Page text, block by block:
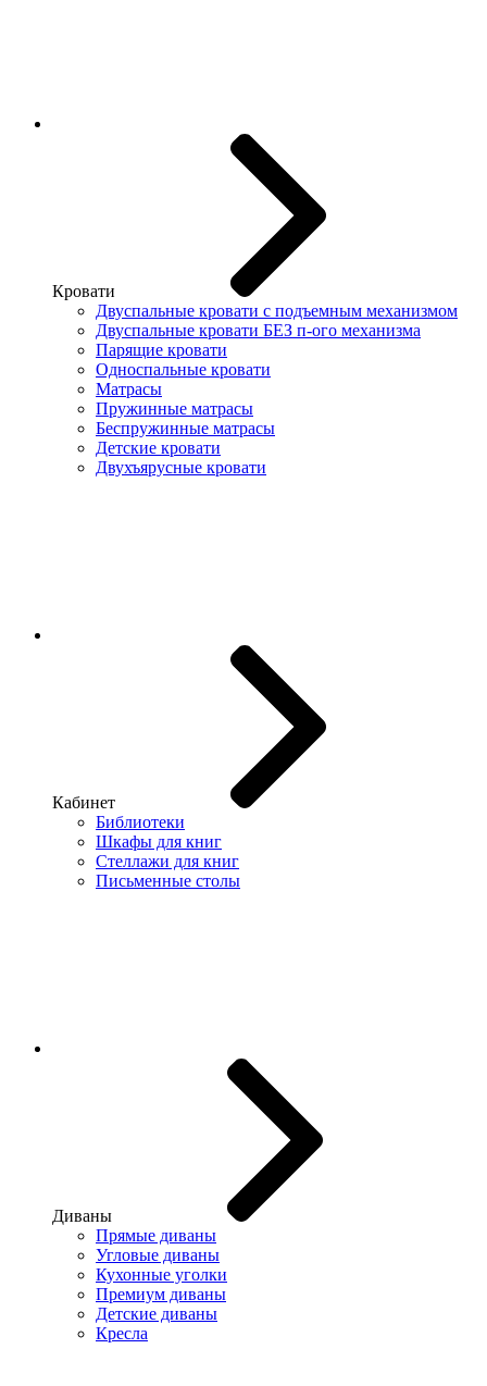
Кровати
Двуспальные кровати с подъемным механизмом
Двуспальные кровати БЕЗ п-ого механизма
Парящие кровати
Односпальные кровати
Матрасы
Пружинные матрасы
Беспружинные матрасы
Детские кровати
Двухъярусные кровати
Кабинет
Библиотеки
Шкафы для книг
Стеллажи для книг
Письменные столы
Диваны
Прямые диваны
Угловые диваны
Кухонные уголки
Премиум диваны
Детские диваны
Кресла